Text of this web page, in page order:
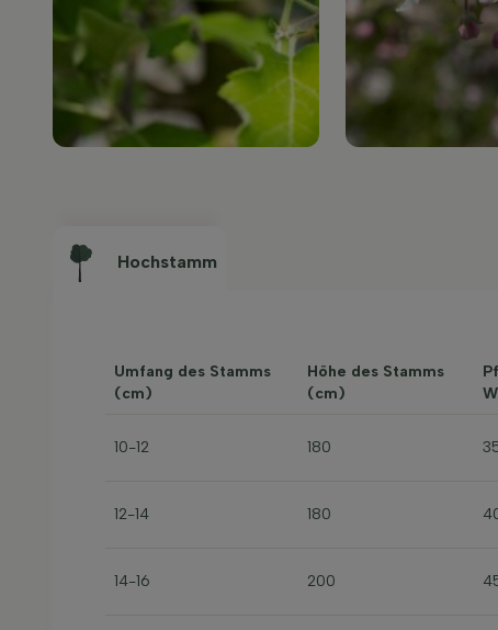
Hochstamm
Umfang des Stamms
(cm)
Höhe des Stamms
(cm)
10-12 180
12-14 180
14-16 200